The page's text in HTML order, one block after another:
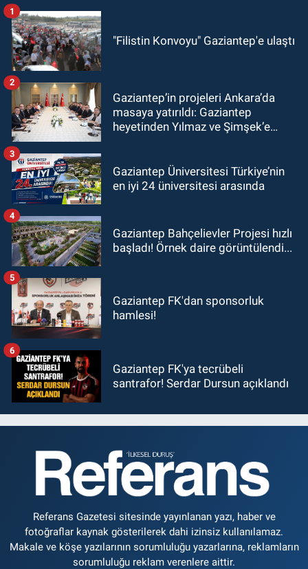
"Filistin Konvoyu" Gaziantep'e ulaştı
1
Gaziantep’in projeleri Ankara’da
masaya yatırıldı: Gaziantep
heyetinden Yılmaz ve Şimşek’e
2
Gaziantep Üniversitesi Türkiye’nin
en iyi 24 üniversitesi arasında
3
Gaziantep Bahçelievler Projesi hızlı
başladı! Örnek daire görüntülendi...
4
Gaziantep FK'dan sponsorluk
hamlesi!
5
Gaziantep FK'ya tecrübeli
santrafor! Serdar Dursun açıklandı
6
Referans Gazetesi sitesinde yayınlanan yazı, haber ve
fotoğraflar kaynak gösterilerek dahi izinsiz kullanılamaz.
Makale ve köşe yazılarının sorumluluğu yazarlarına, reklamların
sorumluluğu reklam verenlere aittir.